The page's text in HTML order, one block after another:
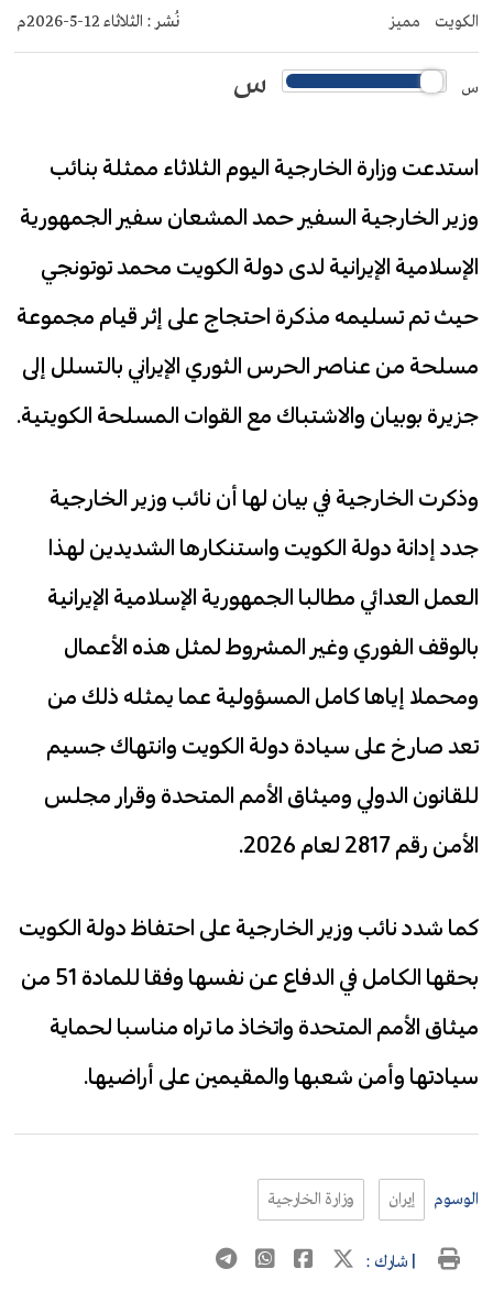
الكويت مميز نُشر : الثلاثاء 12-5-2026م
س س
‏استدعت وزارة الخارجية اليوم الثلاثاء ممثلة بنائب
وزير الخارجية السفير حمد المشعان سفير الجمهورية
الإسلامية الإيرانية لدى دولة الكويت محمد توتونجي
حيث تم تسليمه مذكرة احتجاج على إثر قيام مجموعة
مسلحة من عناصر الحرس الثوري الإيراني بالتسلل إلى
جزيرة بوبيان والاشتباك مع القوات المسلحة الكويتية.
وذكرت الخارجية في بيان لها أن نائب وزير الخارجية
جدد إدانة دولة الكويت واستنكارها الشديدين لهذا
العمل العدائي مطالبا الجمهورية الإسلامية الإيرانية
بالوقف الفوري وغير المشروط لمثل هذه الأعمال
ومحملا إياها كامل المسؤولية عما يمثله ذلك من
تعد صارخ على سيادة دولة الكويت وانتهاك جسيم
للقانون الدولي وميثاق الأمم المتحدة وقرار مجلس
الأمن رقم 2817 لعام 2026.
كما شدد نائب وزير الخارجية على احتفاظ دولة الكويت
بحقها الكامل في الدفاع عن نفسها وفقا للمادة 51 من
ميثاق الأمم المتحدة واتخاذ ما تراه مناسبا لحماية
سيادتها وأمن شعبها والمقيمين على أراضيها.
الوسوم إيران وزارة الخارجية
| شارك :